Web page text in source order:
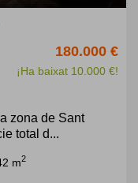
180.000 €
¡Ha baixat 10.000 €!
zona de Sant
total d...
m2